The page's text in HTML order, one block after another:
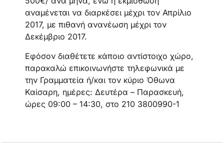
αναμένεται να διαρκέσει μέχρι τον Απρίλιο
2017, με πιθανή ανανέωση μέχρι τον
Δεκέμβριο 2017.
Εφόσον διαθέτετε κάποιο αντίστοιχο χώρο,
παρακαλώ επικοινωνήστε τηλεφωνικά με
την Γραμματεία ή/και τον κύριο Όθωνα
Καίσαρη, ημέρες: Δευτέρα – Παρασκευή,
ώρες 09:00 – 14:30, στο 210 3800990-1